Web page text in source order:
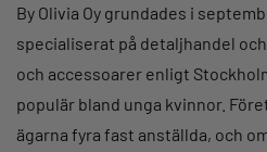
By Olivia Oy grundades i
specialiserat på detaljhandel
och accessoarer enligt
populär bland unga kvinnor.
ägarna fyra fast anställda, och